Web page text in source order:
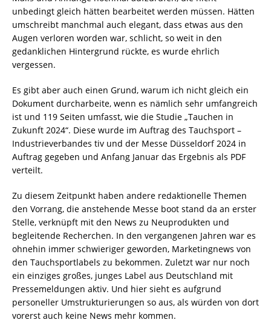
unbedingt gleich hätten bearbeitet werden müssen. Hätten
umschreibt manchmal auch elegant, dass etwas aus den
Augen verloren worden war, schlicht, so weit in den
gedanklichen Hintergrund rückte, es wurde ehrlich
vergessen.
Es gibt aber auch einen Grund, warum ich nicht gleich ein
Dokument durcharbeite, wenn es nämlich sehr umfangreich
ist und 119 Seiten umfasst, wie die Studie „Tauchen in
Zukunft 2024“. Diese wurde im Auftrag des Tauchsport –
Industrieverbandes tiv und der Messe Düsseldorf 2024 in
Auftrag gegeben und Anfang Januar das Ergebnis als PDF
verteilt.
Zu diesem Zeitpunkt haben andere redaktionelle Themen
den Vorrang, die anstehende Messe boot stand da an erster
Stelle, verknüpft mit den News zu Neuprodukten und
begleitende Recherchen. In den vergangenen Jahren war es
ohnehin immer schwieriger geworden, Marketingnews von
den Tauchsportlabels zu bekommen. Zuletzt war nur noch
ein einziges großes, junges Label aus Deutschland mit
Pressemeldungen aktiv. Und hier sieht es aufgrund
personeller Umstrukturierungen so aus, als würden von dort
vorerst auch keine News mehr kommen.